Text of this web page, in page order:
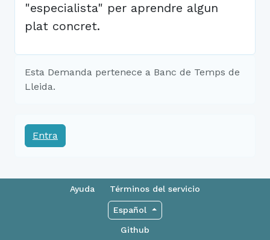
"especialista" per aprendre algun
plat concret.
Esta Demanda pertenece a Banc de Temps de
Lleida.
Entra
Ayuda Términos del servicio
Español
Github